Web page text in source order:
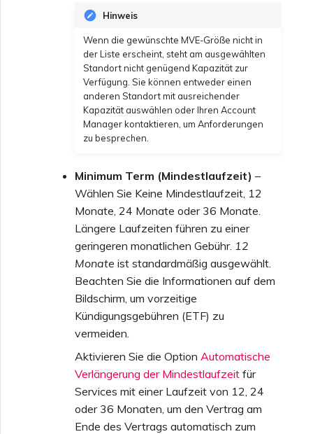
Hinweis
Wenn die gewünschte MVE-Größe nicht in
der Liste erscheint, steht am ausgewählten
Standort nicht genügend Kapazität zur
Verfügung. Sie können entweder einen
anderen Standort mit ausreichender
Kapazität auswählen oder Ihren Account
Manager kontaktieren, um Anforderungen
zu besprechen.
Minimum Term (Mindestlaufzeit) –
Wählen Sie Keine Mindestlaufzeit, 12
Monate, 24 Monate oder 36 Monate.
Längere Laufzeiten führen zu einer
geringeren monatlichen Gebühr. 12
Monate ist standardmäßig ausgewählt.
Beachten Sie die Informationen auf dem
Bildschirm, um vorzeitige
Kündigungsgebühren (ETF) zu
vermeiden.
Aktivieren Sie die Option Automatische
Verlängerung der Mindestlaufzeit für
Services mit einer Laufzeit von 12, 24
oder 36 Monaten, um den Vertrag am
Ende des Vertrags automatisch zum